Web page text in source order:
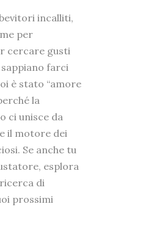
incalliti,
per
cercare gusti
farci
è stato “amore
la
ci unisce da
il motore dei
Se anche tu
esplora
di
prossimi